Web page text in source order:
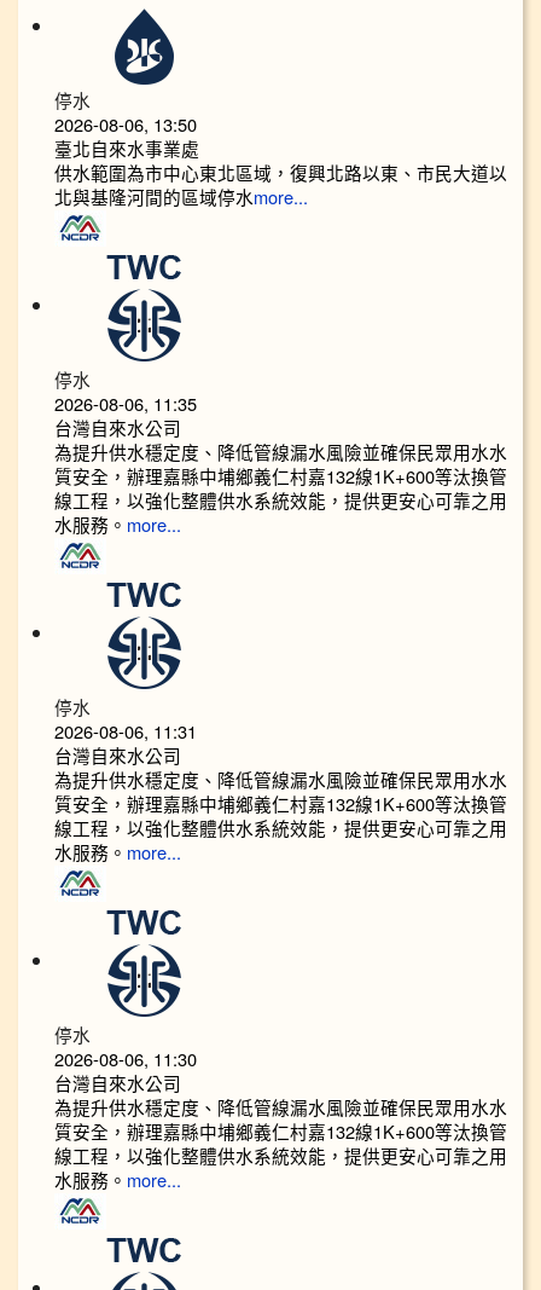
停水
2026-08-06, 13:50
臺北自來水事業處
供水範圍為市中心東北區域，復興北路以東、市民大道以
北與基隆河間的區域停水more...
停水
2026-08-06, 11:35
台灣自來水公司
為提升供水穩定度、降低管線漏水風險並確保民眾用水水
質安全，辦理嘉縣中埔鄉義仁村嘉132線1K+600等汰換管
線工程，以強化整體供水系統效能，提供更安心可靠之用
水服務。 more...
停水
2026-08-06, 11:31
台灣自來水公司
為提升供水穩定度、降低管線漏水風險並確保民眾用水水
質安全，辦理嘉縣中埔鄉義仁村嘉132線1K+600等汰換管
線工程，以強化整體供水系統效能，提供更安心可靠之用
水服務。 more...
停水
2026-08-06, 11:30
台灣自來水公司
為提升供水穩定度、降低管線漏水風險並確保民眾用水水
質安全，辦理嘉縣中埔鄉義仁村嘉132線1K+600等汰換管
線工程，以強化整體供水系統效能，提供更安心可靠之用
水服務。 more...